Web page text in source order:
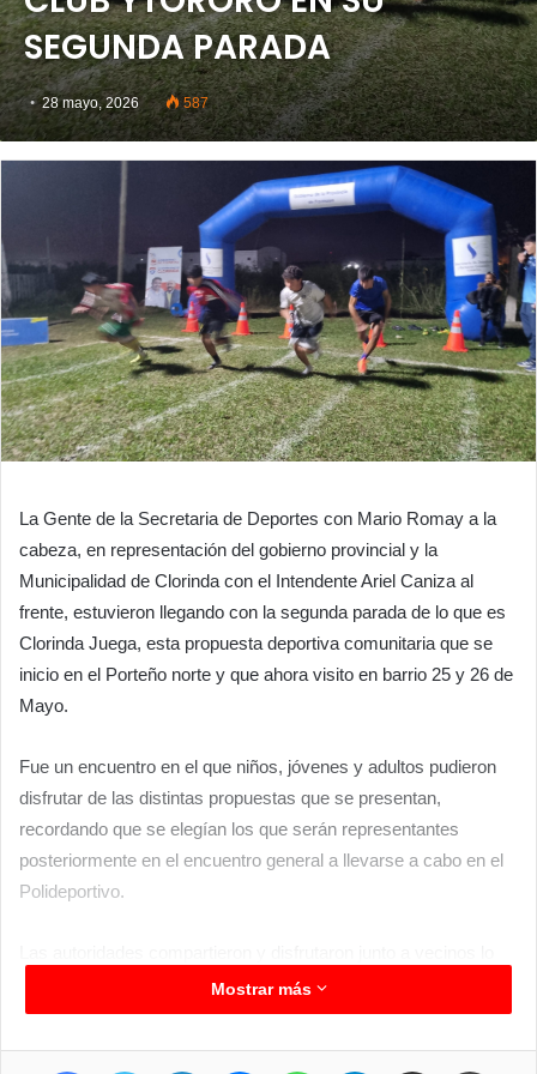
SEGUNDA PARADA
28 mayo, 2026 587
La Gente de la Secretaria de Deportes con Mario Romay a la
cabeza, en representación del gobierno provincial y la
Municipalidad de Clorinda con el Intendente Ariel Caniza al
frente, estuvieron llegando con la segunda parada de lo que es
Clorinda Juega, esta propuesta deportiva comunitaria que se
inicio en el Porteño norte y que ahora visito en barrio 25 y 26 de
Mayo.
Fue un encuentro en el que niños, jóvenes y adultos pudieron
disfrutar de las distintas propuestas que se presentan,
recordando que se elegían los que serán representantes
posteriormente en el encuentro general a llevarse a cabo en el
Polideportivo.
que fue un nuevo encuentro que llega para permitir que los
vecinos de sectores mas alejados de la ciudad tengan estas
alternativas para hacer actividad física dentro de un contexto
Mostrar más